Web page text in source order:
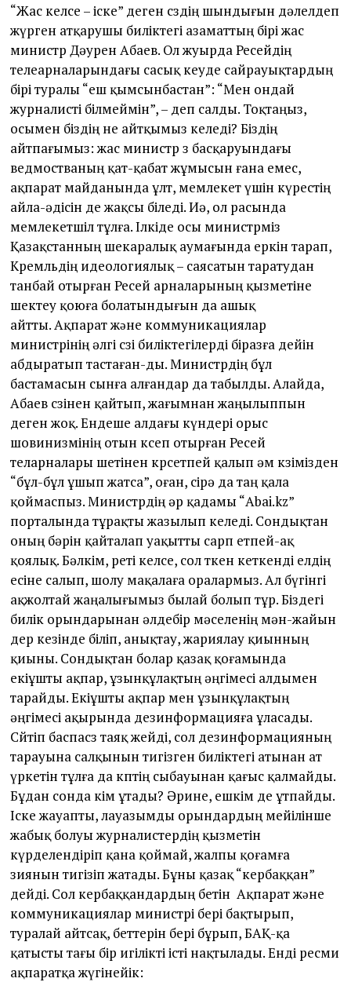
“Жас келсе – іске” деген сөздің шындығын дәлелдеп
жүрген атқарушы биліктегі азаматтың бірі жас
министр Дәурен Абаев. Ол жуырда Ресейдің
телеарналарындағы сасық кеуде сайрауықтардың
бірі туралы “еш қымсынбастан”: “Мен ондай
журналисті білмеймін”, – деп салды. Тоқтаңыз,
осымен біздің не айтқымыз келеді? Біздің
айтпағымыз: жас министр өз басқаруындағы
ведмостваның қат-қабат жұмысын ғана емес,
ақпарат майданында ұлт, мемлекет үшін күрестің
айла-әдісін де жақсы біледі. Иә, ол расында
мемлекетшіл тұлға. Ілкіде осы министрміз
Қазақстанның шекаралық аумағында еркін тарап,
Кремльдің идеологиялық – саясатын таратудан
танбай отырған Ресей арналарының қызметіне
шектеу қоюға болатындығын да ашық
айтты. Ақпарат жəне коммуникациялар
министрінің әлгі сөзі биліктегілерді біразға дейін
абдыратып тастаған-ды. Министрдің бұл
бастамасын сынға алғандар да табылды. Алайда,
Абаев сөзінен қайтып, жағымнан жаңылыппын
деген жоқ. Ендеше алдағы күндері орыс
шовинизмінің отын көсеп отырған Ресей
теларналары шетінен көрсетпей қалып әм көзімізден
“бұл-бұл ұшып жатса”, оған, сірә да таң қала
қоймаспыз. Министрдің әр қадамы “Аbai.kz”
порталында тұрақты жазылып келеді. Сондықтан
оның бәрін қайталап уақытты сарп етпей-ақ
қоялық. Бәлкім, реті келсе, сол өткен кеткенді елдің
есіне салып, шолу мақалаға оралармыз. Ал бүгінгі
ақжолтай жаңалығымыз былай болып тұр. Біздегі
билік орындарынан әлдебір мәселенің мән-жайын
дер кезінде біліп, анықтау, жариялау қиынның
қиыны. Сондықтан болар қазақ қоғамында
екіұшты ақпар, ұзынқұлақтың әңгімесі алдымен
тарайды. Екіұшты ақпар мен ұзынқұлақтың
әңгімесі ақырында дезинформацияға ұласады.
Сөйтіп баспасөз таяқ жейді, сол дезинформацияның
тарауына салқынын тигізген биліктегі атынан ат
үркетін тұлға да көптің сыбауынан қағыс қалмайды.
Бұдан сонда кім ұтады? Әрине, ешкім де ұтпайды.
Іске жауапты, лауазымды орындардың мейілінше
жабық болуы журналистердің қызметін
күрделендіріп қана қоймай, жалпы қоғамға
зиянын тигізіп жатады. Бұны қазақ “кербаққан”
дейді. Сол кербаққандардың бетін Ақпарат жəне
коммуникациялар министрі бері бақтырып,
туралай айтсақ, беттерін бері бұрып, БАҚ-қа
қатысты тағы бір игілікті істі нақтылады. Енді ресми
ақпаратқа жүгінейік: